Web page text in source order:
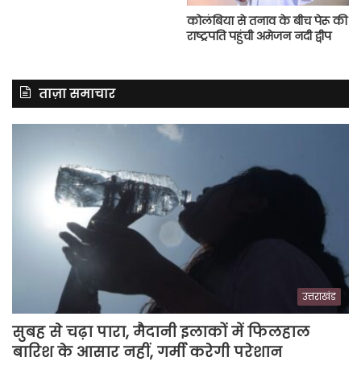
कोलंबिया से तनाव के बीच पेरू की
राष्ट्रपति पहुंची अमेजन नदी द्वीप
ताज़ा समाचार
उत्तराखंड
सुबह से चढ़ा पारा, मैदानी इलाकों में फिलहाल
बारिश के आसार नहीं, गर्मी करेगी परेशान